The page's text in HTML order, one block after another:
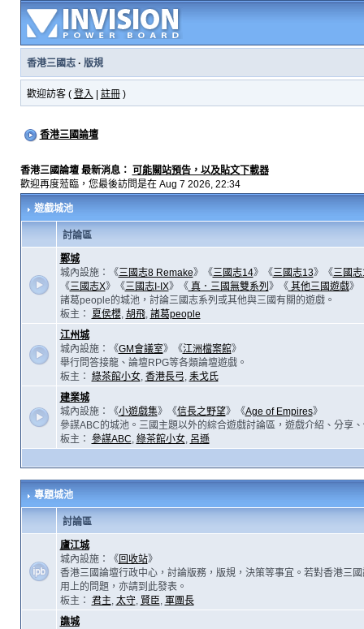
香港三國志· 版規
歡迎訪客 ( 登入 註冊)
香港三國論壇
香港三國論壇 最新消息： 可能關站預告，以及貼文下載器
歡迎再度蒞臨，您最後訪問是在 Aug 7 2026, 22:34
遊戲城池
討論區
鄴城
城內設施：《三國志8 Remake》《三國志14》《三國志13》《三國
《三國志X》《三國志I-IX》《真．三國無雙系列 》《其他三國遊戲》
諸葛people的城池，討論三國志系列或其他與三國有關的遊戲。
板主：
夏侯櫻, 胡飛, 諸葛people
江州城
城內設施：《GM會議室》《江洲檔案館》
舉行問答接龍、論壇RPG等各類論壇遊戲。
板主： 綠茶館小女, 香港長弓, 耒戈氏
建業城
城內設施：《小遊戲集》《信長之野望》《Age of Empires》
參謀ABC的城池。三國主題以外的綜合遊戲討論區，遊戲介紹、分享
板主： 參謀ABC, 綠茶館小女, 呂遜
專題城池
討論區
廬江城
城內設施：《回收站》
香港三國論壇行政中心，討論版務，版規，決策等事宜。若對香港三
用上的問題，亦請到此發表。
板主： 君主, 太守, 賢臣, 軍團長
譙城